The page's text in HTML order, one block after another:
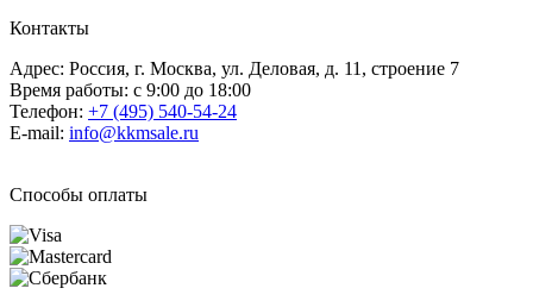
Контакты
Адрес: Россия, г. Москва, ул. Деловая, д. 11, строение 7
Время работы: с 9:00 до 18:00
Телефон: +7 (495) 540-54-24
E-mail: info@kkmsale.ru
Способы оплаты